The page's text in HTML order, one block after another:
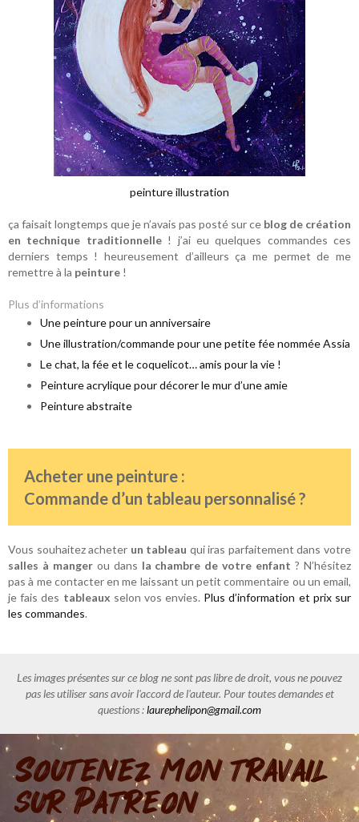
peinture illustration
ça faisait longtemps que je n’avais pas posté sur ce blog de création
en technique traditionnelle! j’ai eu quelques commandes ces
derniers temps ! heureusement d’ailleurs ça me permet de me
remettre à la peinture !
Plus d’informations
Une peinture pour un anniversaire
Une illustration/commande pour une petite fée nommée Assia
Le chat, la fée et le coquelicot… amis pour la vie !
Peinture acrylique pour décorer le mur d’une amie
Peinture abstraite
Acheter une peinture :
Commande d’un tableau personnalisé ?
Vous souhaitez acheter un tableau qui iras parfaitement dans votre
salles à mangerou dans la chambre de votre enfant ? N’hésitez
pas à me contacter en me laissant un petit commentaire ou un email,
je fais des tableaux selon vos envies. Plus d’information et prix sur
les commandes.
Les images présentes sur ce blog ne sont pas libre de droit, vous ne pouvez
pas les utiliser sans avoir l'accord de l'auteur. Pour toutes demandes et
questions :laurephelipon@gmail.com
Soutenez mon travail
sur Patreon